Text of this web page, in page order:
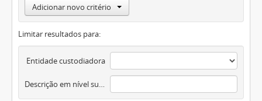
Adicionar novo critério
Limitar resultados para:
Entidade custodiadora
Descrição em nível superior